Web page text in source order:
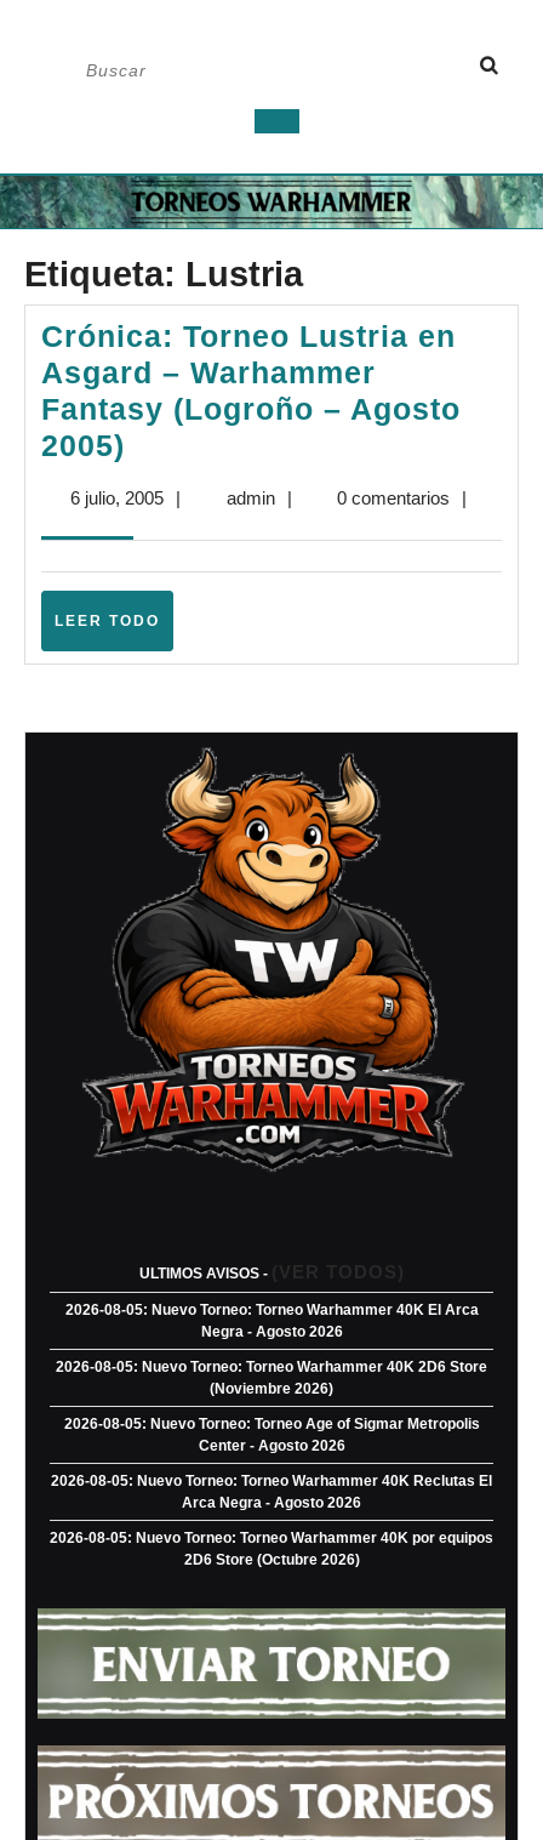
de
apertura
Etiqueta: Lustria
Crónica: Torneo Lustria en
Asgard – Warhammer
Fantasy (Logroño – Agosto
2005)
Lustria
Asgard
–
Warhammer
(Logroño
Agosto
2005)
6 julio, 20056
| adminadmin
| 0 comentarios |
LEER TODO
ULTIMOS AVISOS - (VER TODOS)
2026-08-05: Nuevo Torneo: Torneo Warhammer 40K El Arca
Negra - Agosto 2026
2026-08-05: Nuevo Torneo: Torneo Warhammer 40K 2D6 Store
(Noviembre 2026)
2026-08-05: Nuevo Torneo: Torneo Age of Sigmar Metropolis
Center - Agosto 2026
2026-08-05: Nuevo Torneo: Torneo Warhammer 40K Reclutas El
Arca Negra - Agosto 2026
2026-08-05: Nuevo Torneo: Torneo Warhammer 40K por equipos
2D6 Store (Octubre 2026)